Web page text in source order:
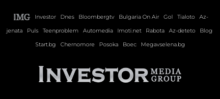
Investor Dnes Bloombergtv Bulgaria On Air Gol Tialoto
Az-
jenata
Puls Teenproblem Automedia Imoti.net Rabota Az-deteto
Blog
Start.bg
Chernomore Posoka Boec Megavselena.bg